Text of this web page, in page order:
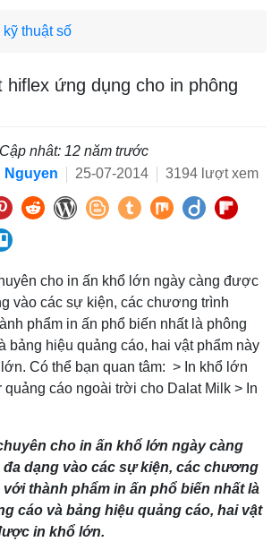
kỹ thuật số
hiflex ứng dụng cho in phông
Cập nhât: 12 năm trước
Nguyen 25-07-2014 3194 lượt xem
cho in ấn khổ lớn ngày càng được
vào các sự kiện, các chương trình
phẩm in ấn phổ biến nhất là phông
bảng hiệu quảng cáo, hai vật phẩm này
Có thể bạn quan tâm: > In khổ lớn
quảng cáo ngoài trời cho Dalat Milk > In
cho in ấn khổ lớn ngày càng
dạng vào các sự kiện, các chương
thành phẩm in ấn phổ biến nhất là
cáo và bảng hiệu quảng cáo, hai vật
in khổ lớn.